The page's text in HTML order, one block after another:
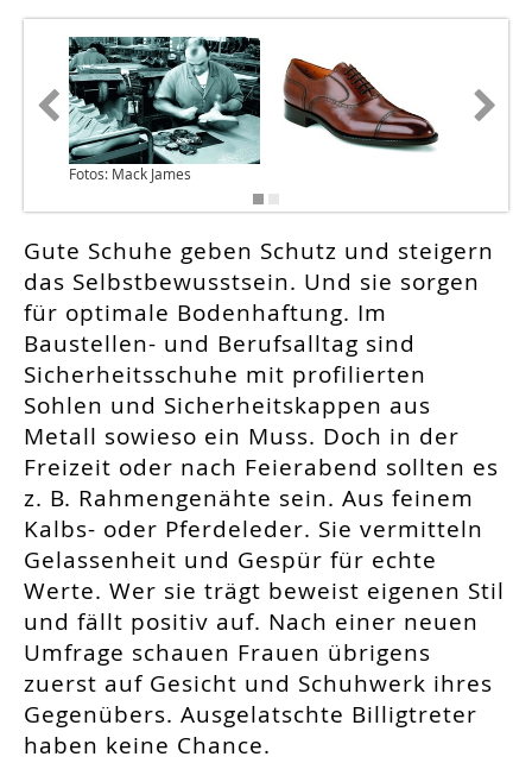
Fotos: Mack James
Gute Schuhe geben Schutz und steigern
das Selbstbewusstsein. Und sie sorgen
für optimale Bodenhaftung. Im
Baustellen- und Berufsalltag sind
Sicherheitsschuhe mit profilierten
Sohlen und Sicherheitskappen aus
Metall sowieso ein Muss. Doch in der
Freizeit oder nach Feierabend sollten es
z. B. Rahmengenähte sein. Aus feinem
Kalbs- oder Pferdeleder. Sie vermitteln
Gelassenheit und Gespür für echte
Werte. Wer sie trägt beweist eigenen Stil
und fällt positiv auf. Nach einer neuen
Umfrage schauen Frauen übrigens
zuerst auf Gesicht und Schuhwerk ihres
Gegenübers. Ausgelatschte Billigtreter
haben keine Chance.